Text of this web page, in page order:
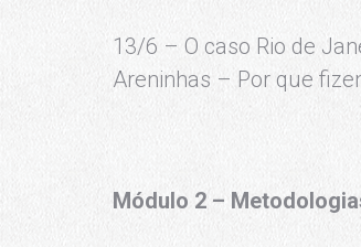
13/6 – O caso Rio de
Areninhas – Por que
Módulo 2 –